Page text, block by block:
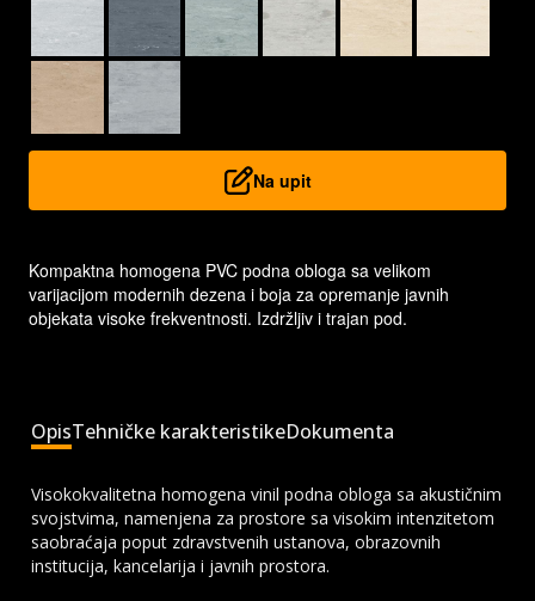
Na upit
Kompaktna homogena PVC podna obloga sa velikom
varijacijom modernih dezena i boja za opremanje javnih
objekata visoke frekventnosti. Izdržljiv i trajan pod.
OpisTehničke karakteristikeDokumenta
Visokokvalitetna homogena vinil podna obloga sa akustičnim
svojstvima, namenjena za prostore sa visokim intenzitetom
saobraćaja poput zdravstvenih ustanova, obrazovnih
institucija, kancelarija i javnih prostora.